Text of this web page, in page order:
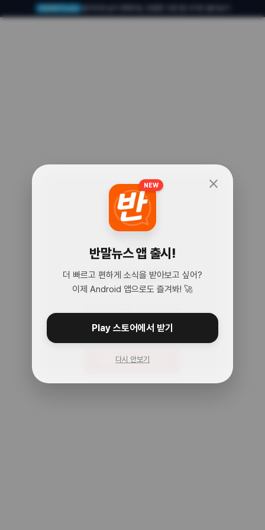
🧐
어? 여기 맞아?
주소를 다시 확인해봐!
메인으로 돌아가기
close
NEW
반말뉴스 앱 출시!
더 빠르고 편하게 소식을 받아보고 싶어?
이제 Android 앱으로도 즐겨봐! 🚀
Play 스토어에서 받기
다시 안보기